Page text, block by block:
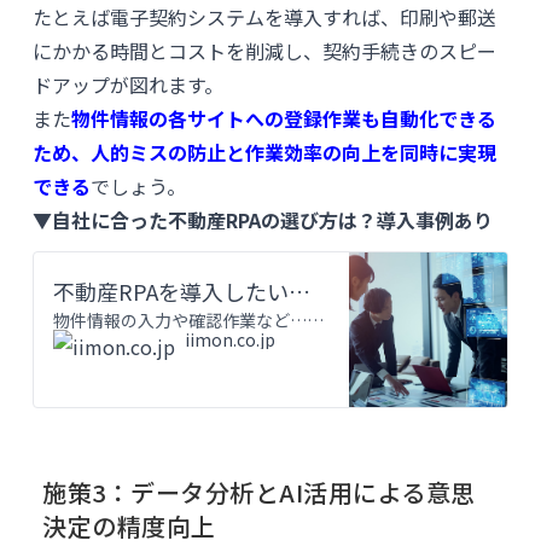
たとえば電子契約システムを導入すれば、印刷や郵送
にかかる時間とコストを削減し、契約手続きのスピー
ドアップが図れます。
また物件情報の各サイトへの登録作業も自動化できる
ため、人的ミスの防止と作業効率の向上を同時に実現
できるでしょう。
▼自社に合った不動産RPAの選び方は？導入事例あり
不動産RPAを導入したい企業必見！自社に合った選び方と事例3選
物件情報の入力や確認作業など…単純な定型作業に時間を費やしてしまい、残業が増加するなど、従業員の労働環境が悪化していませんか。不動産業務には定型作業も多いからこそ、が起こりやすく、結果的に顧客満足度の
iimon.co.jp
施策3：データ分析とAI活用による意思
決定の精度向上